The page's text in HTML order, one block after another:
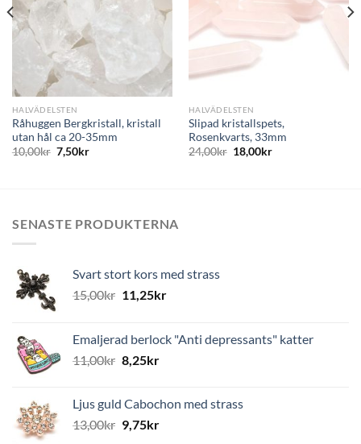
HALVÄDELSTEN
Råhuggen Bergkristall, kristall
utan hål ca 20-35mm
10,00kr 7,50kr
HALVÄDELSTEN
Slipad kristallspets,
Rosenkvarts, 33mm
24,00kr 18,00kr
SENASTE PRODUKTERNA
Svart stort kors med strass
15,00kr 11,25kr
Emaljerad berlock "Anti depressants" katter
11,00kr 8,25kr
Ljus guld Cabochon med strass
13,00kr 9,75kr